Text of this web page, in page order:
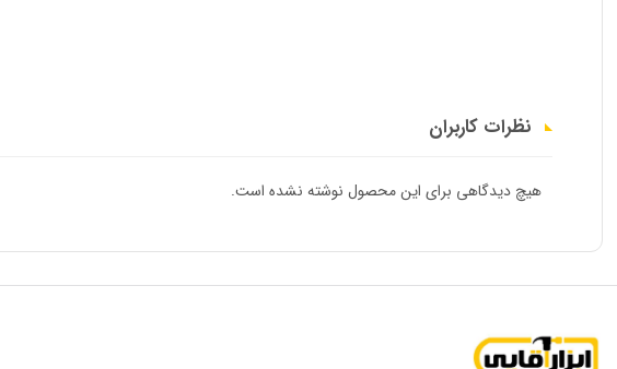
نظرات کاربران
هیچ دیدگاهی برای این محصول نوشته نشده است.